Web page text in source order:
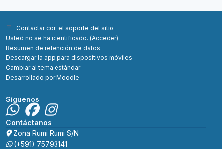
Contactar con el soporte del sitio
Usted no se ha identificado. (Acceder)
Resumen de retención de datos
Descargar la app para dispositivos móviles
Cambiar al tema estándar
Desarrollado porMoodle
Contáctanos
Zona Rumi Rumi S/N
(+591) 75793141
Síguenos